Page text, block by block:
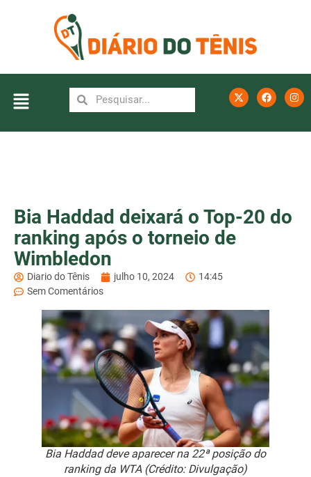
Bia Haddad deixará o Top-20 do
ranking após o torneio de
Wimbledon
Diario do Tênis julho 10, 2024
14:45
Sem Comentários
Bia Haddad deve aparecer na 22ª posição do
ranking da WTA (Crédito: Divulgação)